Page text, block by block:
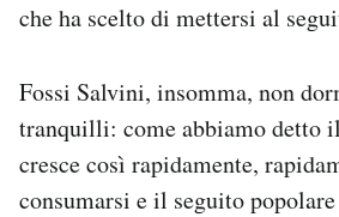
che ha scelto di mettersi al
Fossi Salvini, insomma, non
tranquilli: come abbiamo detto
cresce così rapidamente,
consumarsi e il seguito